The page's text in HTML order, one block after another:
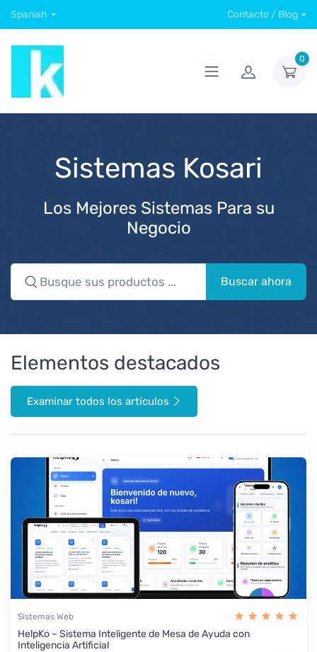
Spanish Contacto / Blog
0
Sistemas Kosari
Los Mejores Sistemas Para su
Negocio
Buscar ahora
Elementos destacados
Examinar todos los artículos
Sistemas Web
HelpKo – Sistema Inteligente de Mesa de Ayuda con
Inteligencia Artificial